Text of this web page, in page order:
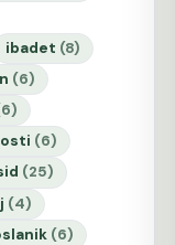
ibadet (8)
(6)
(6)
(25)
(4)
(6)